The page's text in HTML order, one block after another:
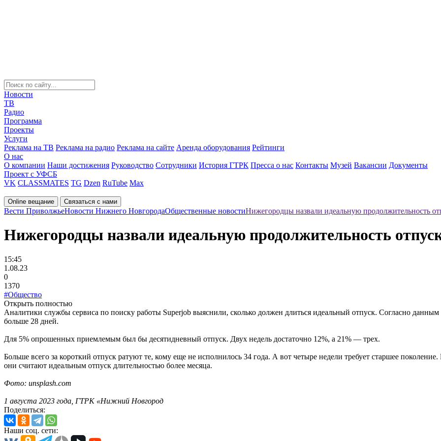
Новости
ТВ
Радио
Программа
Проекты
Услуги
Реклама на ТВ Реклама на радио Реклама на сайте Аренда оборудования Рейтинги
О нас
О компании Наши достижения Руководство Сотрудники История ГТРК Пресса о нас Контакты Музей Вакансии Документы
Проект с УФСБ
VK CLASSMATES TG Dzen RuTube Max
Online вещание Связаться с нами
Вести ПриволжьеНовости Нижнего НовгородаОбщественные новостиНижегородцы назвали идеальную продолжительность
Нижегородцы назвали идеальную продолжительность
15:45
1.08.23
0
1370
#Общество
Открыть полностью
Аналитики службы сервиса по поиску работы Superjob выяснили, сколько должен длиться идеальный отпуск. Согласно
больше 28 дней.
Для 5% опрошенных приемлемым был бы десятидневный отпуск. Двух недель достаточно 12%, а 21% — трех.
Больше всего за короткий отпуск ратуют те, кому еще не исполнилось 34 года. А вот четыре недели требует старшее
они считают идеальным отпуск длительностью более месяца.
Фото: unsplash.com
1 августа 2023 года, ГТРК «Нижний Новгород
Поделиться:
Наши соц. сети: